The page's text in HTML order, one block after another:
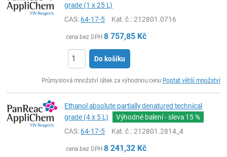
grade (1 x 25 L)
CAS:64-17-5 Kat. č.: 212801.0716
cena bez DPH 8 757,85 Kč
Do košíku
Průmyslová množství látek za výhodnou cenu Poptat větší množství
Ethanol absolute partially denatured technical
grade (4 x 5 L)
Výhodné balení - sleva 15 %
CAS:64-17-5 Kat. č.: 212801.2814_4
cena bez DPH 8 241,32 Kč